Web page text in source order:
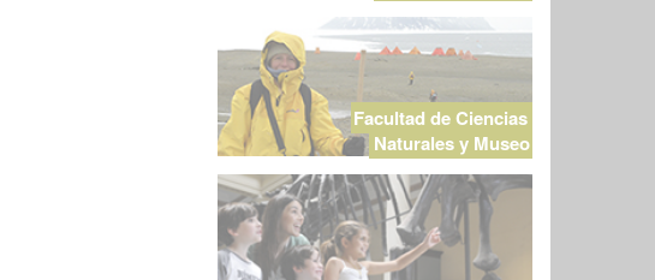
Facultad de Ciencias
Naturales y Museo